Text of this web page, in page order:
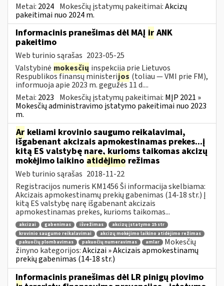
Metai: 2024 Mokesčių įstatymų pakeitimai:Akcizų
pakeitimai nuo 2024 m.
Informacinis pranešimas dėl MAĮ ir ANK
pakeitimo
Web turinio sąrašas 2023-05-25
Valstybinė mokesčių inspekcija prie Lietuvos
Respublikos finansų ministerijos (toliau — VMI prie FM),
informuoja apie 2023 m. gegužės 11 d....
Metai: 2023 Mokesčių įstatymų pakeitimai: MĮP 2021 »
Mokesčių administravimo įstatymo pakeitimai nuo 2023
m.
Ar keliami krovinio saugumo reikalavimai,
išgabenant akcizais apmokestinamas prekes...į
kitą ES valstybę narę, kurioms taikomas akcizų
mokėjimo laikino atidėjimo režimas
Web turinio sąrašas 2018-11-22
Registracijos numeris KM1456 Ši informacija skelbiama:
Akcizais apmokestinamų prekių gabenimas (14-18 str.) Į
kitą ES valstybę narę išgabenant akcizais
apmokestinamas prekes, kurioms taikomas...
akcizai gabenimas išvežimas
akcizų įstatymo 15 str
krovinio saugumo reikalavimai
akcizų mokėjimo laikino atidėjimo režimas
pakuočių plombavimas
pakuočių numeravimas amlar
Mokesčių
žinyno kategorijos:Akcizai » Akcizais apmokestinamų
prekių gabenimas (14-18 str.)
Informacinis pranešimas dėl LR pinigų plovimo